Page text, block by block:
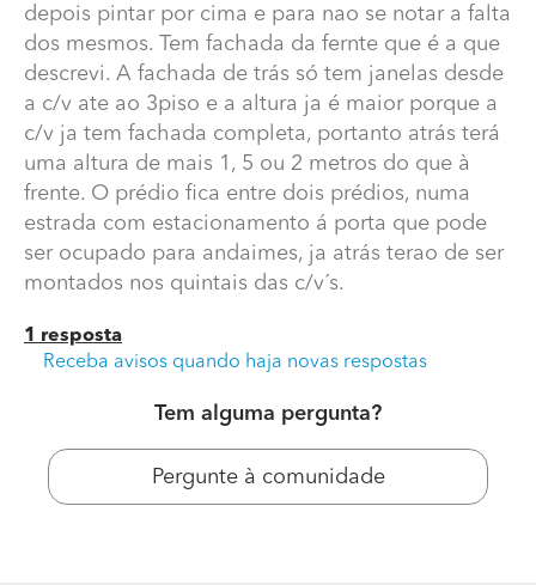
Depois tem tres pisos (1º, 2º e 3º) todos com varandas
corridas de lada a lado. Tem algumas pequenas fendas
e cabos pendurados (antigos e novos), as varandas tem
mosaicos antigos mas ja estao pintados à muitos anos e
assim vai continuar, poderá haver em algun pontos falta
de alguns desses pequenos mosaicos e terá de ser
ocupado por massa para depois pintar por cima e para
nao se notar a falta dos mesmos. Tem fachada da fernte
que é a que descrevi. A fachada de trás só tem janelas
desde a c/v ate ao 3piso e a altura ja é maior porque a
c/v ja tem fachada completa, portanto atrás terá uma
prédio fica entre dois prédios, numa estrada com
estacionamento á porta que pode ser ocupado para
depois pintar por cima e para nao se notar a falta
dos mesmos. Tem fachada da fernte que é a que
descrevi. A fachada de trás só tem janelas desde
a c/v ate ao 3piso e a altura ja é maior porque a
c/v ja tem fachada completa, portanto atrás terá
uma altura de mais 1, 5 ou 2 metros do que à
frente. O prédio fica entre dois prédios, numa
estrada com estacionamento á porta que pode
ser ocupado para andaimes, ja atrás terao de ser
montados nos quintais das c/v´s.
1 resposta
Receba avisos quando haja novas respostas
Tem alguma pergunta?
Pergunte à comunidade